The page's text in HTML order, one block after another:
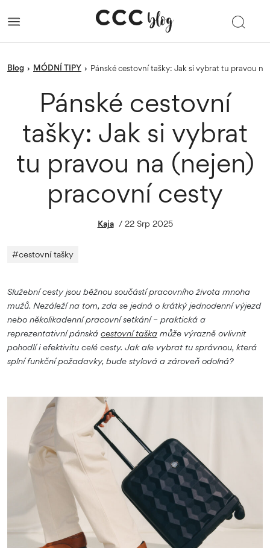
blog › MÓDNÍ TIPY › Pánské cestovní tašky: Jak si vybrat tu pravou
Pánské cestovní
tašky: Jak si vybrat
tu pravou na (nejen)
pracovní cesty
Kaja / 22 Srp 2025
#cestovní tašky
Služební cesty jsou běžnou součástí pracovního života mnoha
mužů. Nezáleží na tom, zda se jedná o krátký jednodenní výjezd
nebo několikadenní pracovní setkání – praktická a
reprezentativní pánská cestovní taška může výrazně ovlivnit
pohodlí i efektivitu celé cesty. Jak ale vybrat tu správnou, která
splní funkční požadavky, bude stylová a zároveň odolná?